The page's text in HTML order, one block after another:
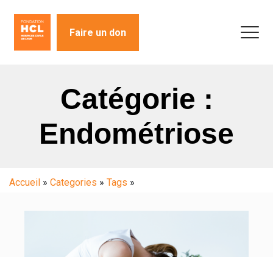
Faire un don
Catégorie :
Endométriose
Accueil » Categories » Tags »